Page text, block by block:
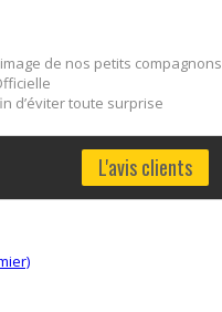
de nos petits compagnons
d’éviter toute surprise
L'avis clients